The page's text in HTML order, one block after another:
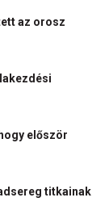
az orosz
először
titkainak